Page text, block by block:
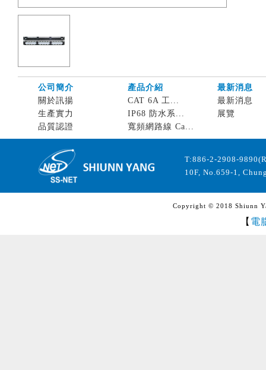
公司簡介 產品介紹
最新消息
關於訊揚
生產實力
品質認證
CAT 6A 工...
IP68 防水系...
寬頻網路線 Ca...
最新消息
展覽
T:886-2-2908-
10F, No.659-1,
Copyright © 2018 Shiunn
【 電